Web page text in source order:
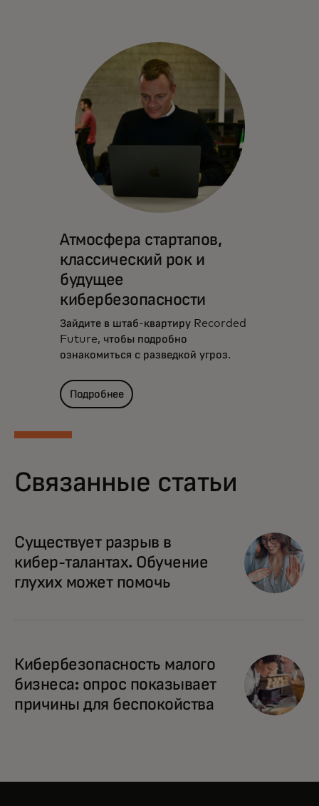
Атмосфера стартапов,
классический рок и
будущее
кибербезопасности
Зайдите в штаб-квартиру Recorded
Future, чтобы подробно
ознакомиться с разведкой угроз.
Подробнее
Связанные статьи
Существует разрыв в
кибер-талантах. Обучение
глухих может помочь
Кибербезопасность малого
бизнеса: опрос показывает
причины для беспокойства